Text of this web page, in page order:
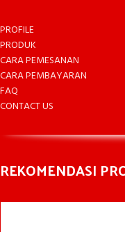
PROFILE
PRODUK
CARA PEMESANAN
CARA PEMBAYARAN
FAQ
CONTACT US
REKOMENDASI